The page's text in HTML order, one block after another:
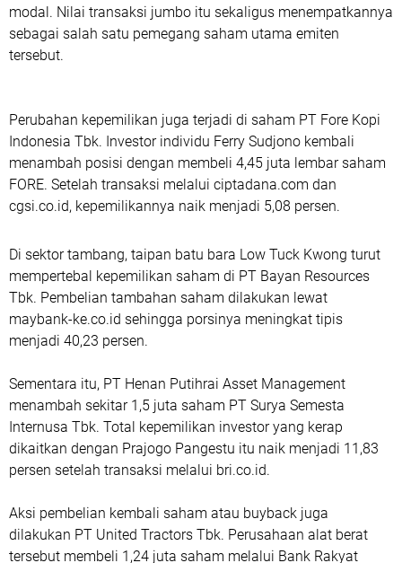
modal. Nilai transaksi jumbo itu sekaligus menempatkannya
sebagai salah satu pemegang saham utama emiten
tersebut.
Perubahan kepemilikan juga terjadi di saham PT Fore Kopi
Indonesia Tbk. Investor individu Ferry Sudjono kembali
menambah posisi dengan membeli 4,45 juta lembar saham
FORE. Setelah transaksi melalui ciptadana.com⁠ dan
cgsi.co.id⁠, kepemilikannya naik menjadi 5,08 persen.
Di sektor tambang, taipan batu bara Low Tuck Kwong turut
mempertebal kepemilikan saham di PT Bayan Resources
Tbk. Pembelian tambahan saham dilakukan lewat
maybank-ke.co.id⁠ sehingga porsinya meningkat tipis
menjadi 40,23 persen.
Sementara itu, PT Henan Putihrai Asset Management
menambah sekitar 1,5 juta saham PT Surya Semesta
Internusa Tbk. Total kepemilikan investor yang kerap
dikaitkan dengan Prajogo Pangestu itu naik menjadi 11,83
persen setelah transaksi melalui bri.co.id⁠.
Aksi pembelian kembali saham atau buyback juga
dilakukan PT United Tractors Tbk. Perusahaan alat berat
tersebut membeli 1,24 juta saham melalui Bank Rakyat